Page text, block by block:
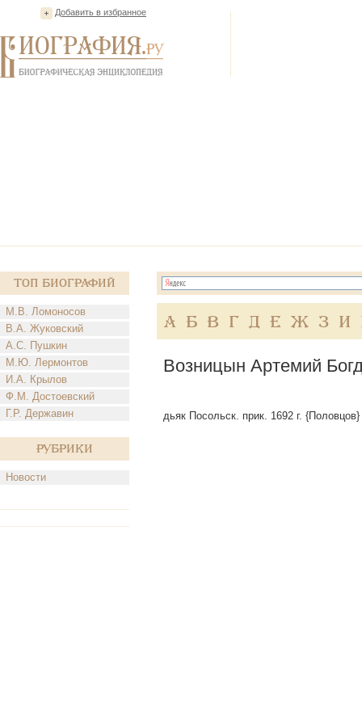
Добавить в избранное
Топ Биографий
М.В. Ломоносов
В.А. Жуковский
А.С. Пушкин
М.Ю. Лермонтов
И.А. Крылов
Ф.М. Достоевский
Г.Р. Державин
Рубрики
Новости
А Б В Г Д Е Ж З И
Возницын Артемий
дьяк Посольск. прик. 1692 г. {Половцов}